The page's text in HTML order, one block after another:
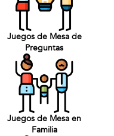
Juegos de Mesa de
Preguntas
Juegos de Mesa en
Familia